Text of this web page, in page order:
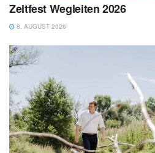
Zeltfest Wegleiten 2026
8. AUGUST 2026